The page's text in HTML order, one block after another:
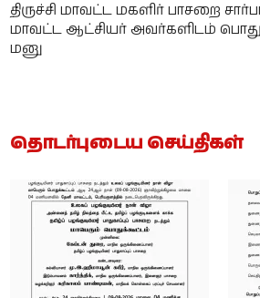
திருச்சி மாவட்ட மகளிர் பாசறை
மாவட்ட ஆட்சியர் அவர்களிடம்
மனு
தொடர்புடைய செய்திகள்